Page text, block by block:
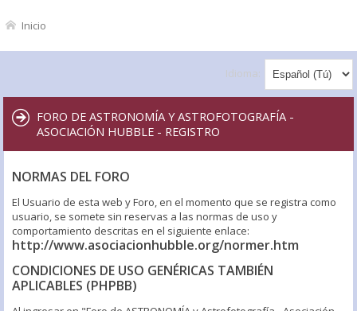
Inicio
Idioma:
FORO DE ASTRONOMÍA Y ASTROFOTOGRAFÍA -
ASOCIACIÓN HUBBLE - REGISTRO
NORMAS DEL FORO
El Usuario de esta web y Foro, en el momento que se registra como
usuario, se somete sin reservas a las normas de uso y
comportamiento descritas en el siguiente enlace:
http://www.asociacionhubble.org/normer.htm
CONDICIONES DE USO GENÉRICAS TAMBIÉN
APLICABLES (PHPBB)